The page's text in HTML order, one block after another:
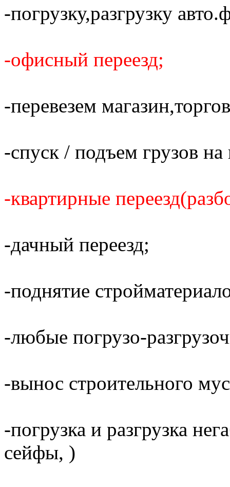
-погрузку,разгрузку
-офисный переезд;
-перевезем
-спуск / подъем грузов
-квартирные
-дачный переезд;
-поднятие
-любые погрузо-
-вынос строительного
-погрузка и разгрузка
сейфы, )